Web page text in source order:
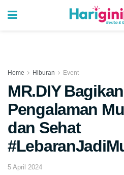
Home Hiburan Event
MR.DIY
Pengalaman
dan Sehat
5 April 2024